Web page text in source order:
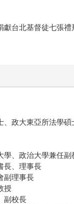
獻台北基督徒七張禮
、政大東亞所法學
學、政治大學兼任副
長、理事長
副理事長
授
副校長